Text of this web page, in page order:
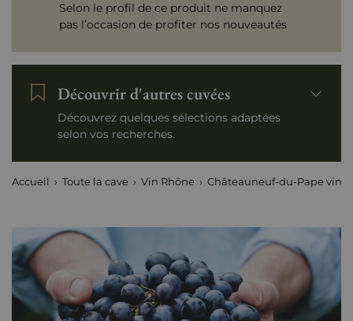
Selon le profil de ce produit ne manquez
pas l’occasion de profiter nos nouveautés
Découvrir d'autres cuvées
Découvrez quelques sélections adaptées
selon vos recherches.
Accueil Toute la cave Vin Rhône Châteauneuf-du-Pape vins